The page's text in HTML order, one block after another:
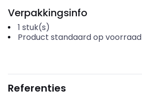
Verpakkingsinfo
1 stuk(s)
Product standaard op voorraad
Referenties